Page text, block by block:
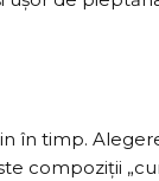
în timp.
compoziții